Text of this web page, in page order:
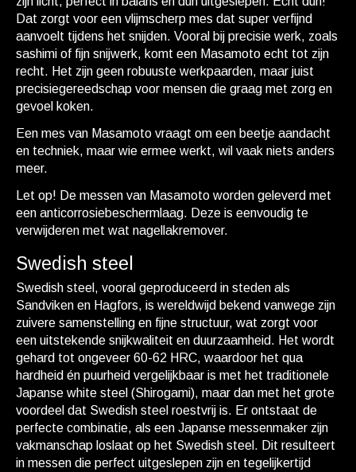
Dat zorgt voor een vlijmscherp mes dat super verfijnd
aanvoelt tijdens het snijden. Vooral bij precisie werk, zoals
sashimi of fijn snijwerk, komt een Masamoto echt tot zijn
recht. Het zijn geen robuuste werkpaarden, maar juist
precisiegereedschap voor mensen die graag met zorg en
gevoel koken.
Een mes van Masamoto vraagt om een beetje aandacht
en techniek, maar wie ermee werkt, wil vaak niets anders
meer.
Let op! De messen van Masamoto worden geleverd met
een anticorrosiebeschermlaag. Deze is eenvoudig te
verwijderen met wat nagellakremover.
Swedish steel
Swedish steel, vooral geproduceerd in steden als
Sandviken en Hagfors, is wereldwijd bekend vanwege zijn
zuivere samenstelling en fijne structuur, wat zorgt voor
een uitstekende snijkwaliteit en duurzaamheid. Het wordt
gehard tot ongeveer 60-62 HRC, waardoor het qua
hardheid én puurheid vergelijkbaar is met het traditionele
Japanse white steel (Shirogami), maar dan met het grote
voordeel dat Swedish steel roestvrij is. Er ontstaat de
perfecte combinatie, als een Japanse messenmaker zijn
vakmanschap loslaat op het Swedish steel. Dit resulteert
in messen die perfect uitgeslepen zijn en tegelijkertijd